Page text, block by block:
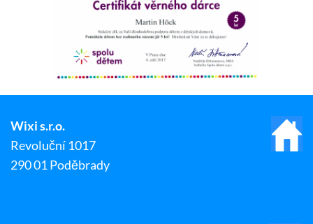
Wixi s.r.o.
Revoluční 1017
290 01 Poděbrady